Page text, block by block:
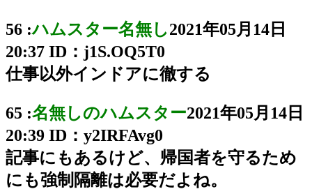
56 :ハムスター名無し2021年05月14日
20:37 ID：j1S.OQ5T0
仕事以外インドアに徹する
65 :名無しのハムスター2021年05月14日
20:39 ID：y2IRFAvg0
記事にもあるけど、帰国者を守るため
にも強制隔離は必要だよね。